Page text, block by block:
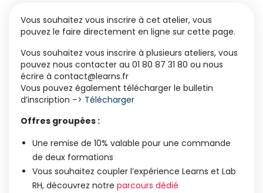
Vous souhaitez vous inscrire à cet atelier, vous
pouvez le faire directement en ligne sur cette page.
Vous souhaitez vous inscrire à plusieurs ateliers, vous
pouvez nous contacter au 01 80 87 31 80 ou nous
écrire à contact@learns.fr
Vous pouvez également télécharger le bulletin
d’inscription –> Télécharger
Offres groupées :
Une remise de 10% valable pour une commande
de deux formations
Vous souhaitez coupler l’expérience Learns et Lab
RH, découvrez notre parcours dédié